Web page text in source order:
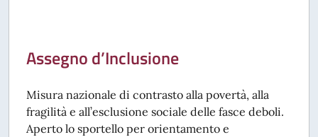
Assegno d’Inclusione
Misura nazionale di contrasto alla povertà, alla
fragilità e all’esclusione sociale delle fasce deboli.
Aperto lo sportello per orientamento e